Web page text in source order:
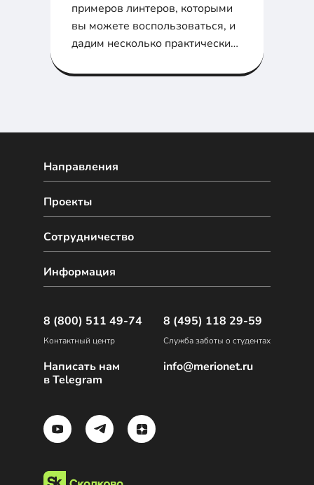
примеров линтеров, которыми
вы можете воспользоваться, и
дадим несколько практических
работу.
Направления
Сотрудничество
Проекты
Информация
8 (800) 511 49-74
Контактный центр
Написать нам
в Telegram
8 (495) 118 29-59
Служба заботы о студентах
info@merionet.ru